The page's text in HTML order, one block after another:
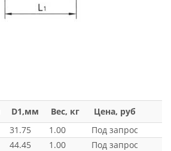
D1,мм Вес, кг
Цена, руб
31.75 1.00
Под запрос
44.45 1.00
Под запрос